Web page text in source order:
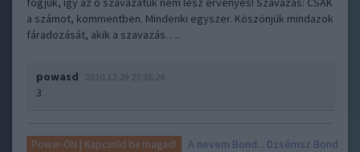
a számot, kommentben. Mindenki egyszer. Köszönjük mindazok
fáradozását, akik a szavazás…..
powasd 2010.12.29 23:36:24
3
Power-ON | Kapcsold be magad! A nevem Bond... Dzsémsz Bond